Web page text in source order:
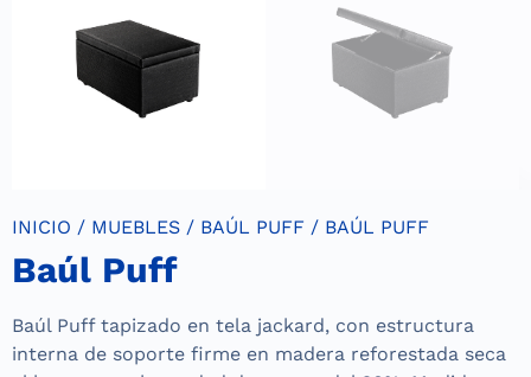
INICIO / MUEBLES / BAÚL PUFF / BAÚL PUFF
Baúl Puff
Baúl Puff tapizado en tela jackard, con estructura
interna de soporte firme en madera reforestada seca